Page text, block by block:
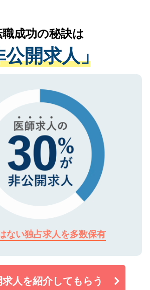
報の取り扱いについての厳密な
満たした事業者のみに付与され
バシーマークを取得済みです。
だいた個人情報は、SSL（デー
持に関してもご安心ください。
、現在の医療機関の状況や紹介
えながら、適切なアドバイスを
だきます。すぐにご転職をされ
、長期的なサポートが可能です
はご登録ください。
成功の秘訣は
公開求人」
ない独占求人を多数保有
人を紹介してもらう